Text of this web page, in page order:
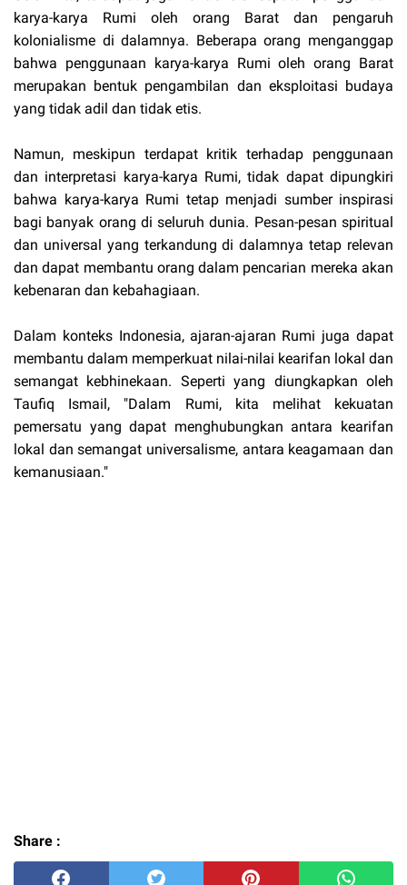
karya-karya Rumi oleh orang Barat dan pengaruh
kolonialisme di dalamnya. Beberapa orang menganggap
bahwa penggunaan karya-karya Rumi oleh orang Barat
merupakan bentuk pengambilan dan eksploitasi budaya
yang tidak adil dan tidak etis.
Namun, meskipun terdapat kritik terhadap penggunaan
dan interpretasi karya-karya Rumi, tidak dapat dipungkiri
bahwa karya-karya Rumi tetap menjadi sumber inspirasi
bagi banyak orang di seluruh dunia. Pesan-pesan spiritual
dan universal yang terkandung di dalamnya tetap relevan
dan dapat membantu orang dalam pencarian mereka akan
kebenaran dan kebahagiaan.
Dalam konteks Indonesia, ajaran-ajaran Rumi juga dapat
membantu dalam memperkuat nilai-nilai kearifan lokal dan
semangat kebhinekaan. Seperti yang diungkapkan oleh
Taufiq Ismail, "Dalam Rumi, kita melihat kekuatan
pemersatu yang dapat menghubungkan antara kearifan
lokal dan semangat universalisme, antara keagamaan dan
kemanusiaan."
Share :